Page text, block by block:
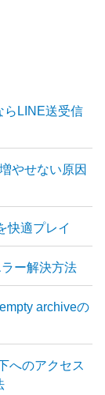
らLINE送受信
やせない原因
快適プレイ
ー解決方法
archiveの
へのアクセス